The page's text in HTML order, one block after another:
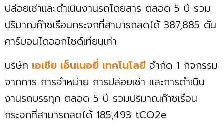
ปล่อยเช่าและดำเนินงานรถโดยสาร ตลอด 5 ปี รวม
ปริมาณก๊าซเรือนกระจกที่สามารถลดได้ 387,885 ตัน
คาร์บอนไดออกไซด์เทียนเท่า
บริษัท เอเชีย เอ็นเนอยี่ เทคโนโลยี จำกัด 1 กิจกรรม
จากการ การจำหน่าย การปล่อยเช่า และการดำเนิน
งานรถบรรทุก ตลอด 5 ปี รวมปริมาณก๊าซเรือน
กระจกที่สามารถลดได้ 185,493 tCO2e